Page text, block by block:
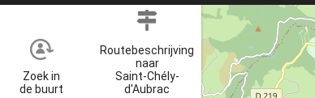
Zoek in
de buurt
Routebeschrijving
naar
Saint-Chély-
d'Aubrac